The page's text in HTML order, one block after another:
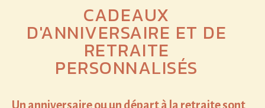
CADEAUX
D'ANNIVERSAIRE ET DE
RETRAITE
PERSONNALISÉS
Un anniversaire ou un départ à la retraite sont